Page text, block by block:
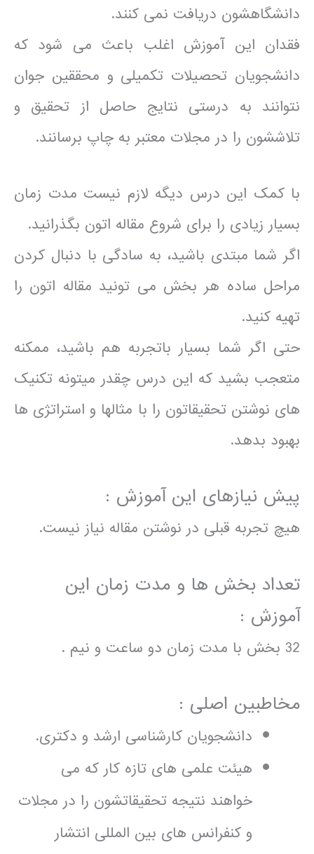
دانشگاهشون دریافت نمی کنند.
فقدان این آموزش اغلب باعث می شود که
دانشجویان تحصیلات تکمیلی و محققین جوان
نتوانند به درستی نتایج حاصل از تحقیق و
تلاششون را در مجلات معتبر به چاپ برسانند.
با کمک این درس دیگه لازم نیست مدت زمان
بسیار زیادی را برای شروع مقاله اتون بگذرانید.
اگر شما مبتدی باشید، به سادگی با دنبال کردن
مراحل ساده هر بخش می تونید مقاله اتون را
تهیه کنید.
حتی اگر شما بسیار باتجربه هم باشید، ممکنه
متعجب بشید که این درس چقدر میتونه تکنیک
های نوشتن تحقیقاتون را با مثالها و استراتژی ها
بهبود بدهد.
پیش نیازهای این آموزش :
هیچ تجربه قبلی در نوشتن مقاله نیاز نیست.
تعداد بخش ها و مدت زمان این
آموزش :
32 بخش با مدت زمان دو ساعت و نیم .
مخاطبین اصلی :
دانشجویان کارشناسی ارشد و دکتری.
هیئت علمی های تازه کار که می
خواهند نتیجه تحقیقاتشون را در مجلات
و کنفرانس های بین المللی انتشار